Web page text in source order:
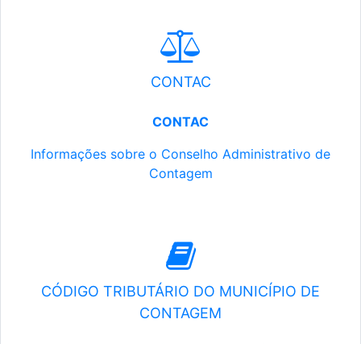
CONTAC
CONTAC
Informações sobre o Conselho Administrativo de
Contagem
CÓDIGO TRIBUTÁRIO DO MUNICÍPIO DE
CONTAGEM